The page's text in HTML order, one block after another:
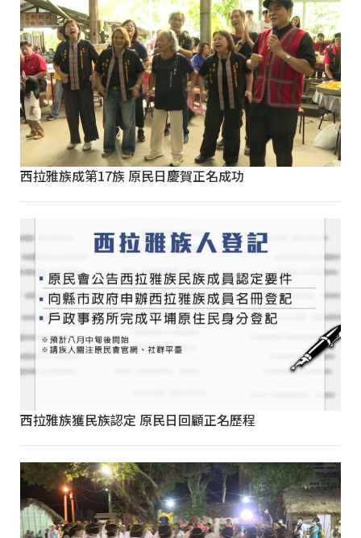
西拉雅族成第17族 原民日慶賀正名成功
西拉雅族獲民族認定 原民日回顧正名歷程